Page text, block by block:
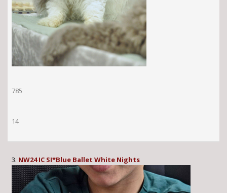
785
14
3. NW24 IC SI*Blue Ballet White Nights